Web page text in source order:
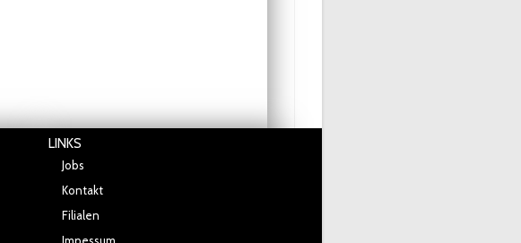
LINKS
Jobs
Kontakt
Filialen